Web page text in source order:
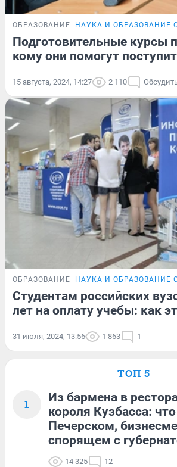
ОБРАЗОВАНИЕ НАУКА И ОБРАЗОВАНИЕ
Подготовительные курсы
кому они помогут
15 августа, 2024, 14:27 2 110
ОБРАЗОВАНИЕ НАУКА И ОБРАЗОВАНИЕ
Студентам российских
лет на оплату учебы: как
31 июля, 2024, 13:56 1 863 1
ТОП 5
1
Из бармена в
короля Кузбасса:
Печерском,
спорящем с
14 325 12